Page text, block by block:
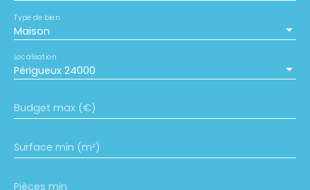
Maison
Type de bien
Périgueux 24000
Localisation
Budget max (€)
Surface min (m²)
Pièces min